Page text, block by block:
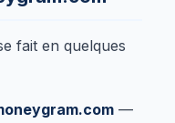
fait en quelques
—